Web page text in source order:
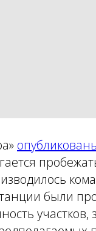
были